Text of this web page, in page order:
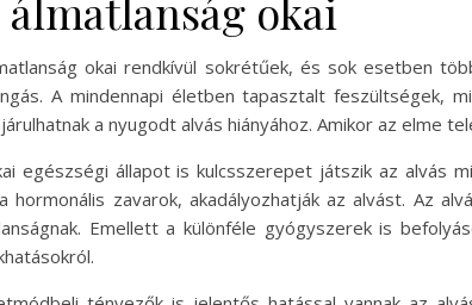
álmatlanság okai
okai rendkívül sokrétűek, és sok esetben
A mindennapi életben tapasztalt feszültségek,
a nyugodt alvás hiányához. Amikor az elme
egészségi állapot is kulcsszerepet játszik az alvás
hormonális zavarok, akadályozhatják az alvást. Az
Emellett a különféle gyógyszerek is